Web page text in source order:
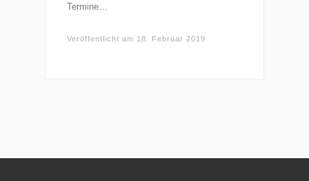
Termine…
Veröffentlicht am 18. Februar 2019